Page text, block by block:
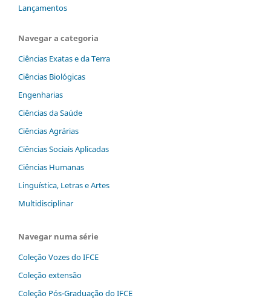
Lançamentos
Navegar a categoria
Ciências Exatas e da Terra
Ciências Biológicas
Engenharias
Ciências da Saúde
Ciências Agrárias
Ciências Sociais Aplicadas
Ciências Humanas
Linguística, Letras e Artes
Multidisciplinar
Navegar numa série
Coleção Vozes do IFCE
Coleção extensão
Coleção Pós-Graduação do IFCE